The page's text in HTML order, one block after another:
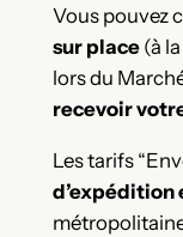
Vous pouvez
sur place(à
lors du
recevoir
Les tarifs
d’expédition